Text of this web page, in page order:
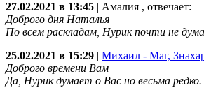
27.02.2021 в 13:45 Амалия , отвечает:
Доброго дня Наталья
По всем раскладам, Нурик почти не
25.02.2021 в 15:29
Михаил - Маг,
Доброго времени Вам
Да, Нурик думает о Вас но весьма